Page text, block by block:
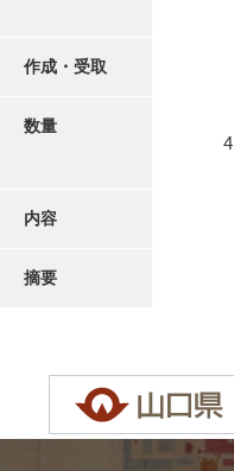
作成・受取
数量
4
内容
摘要